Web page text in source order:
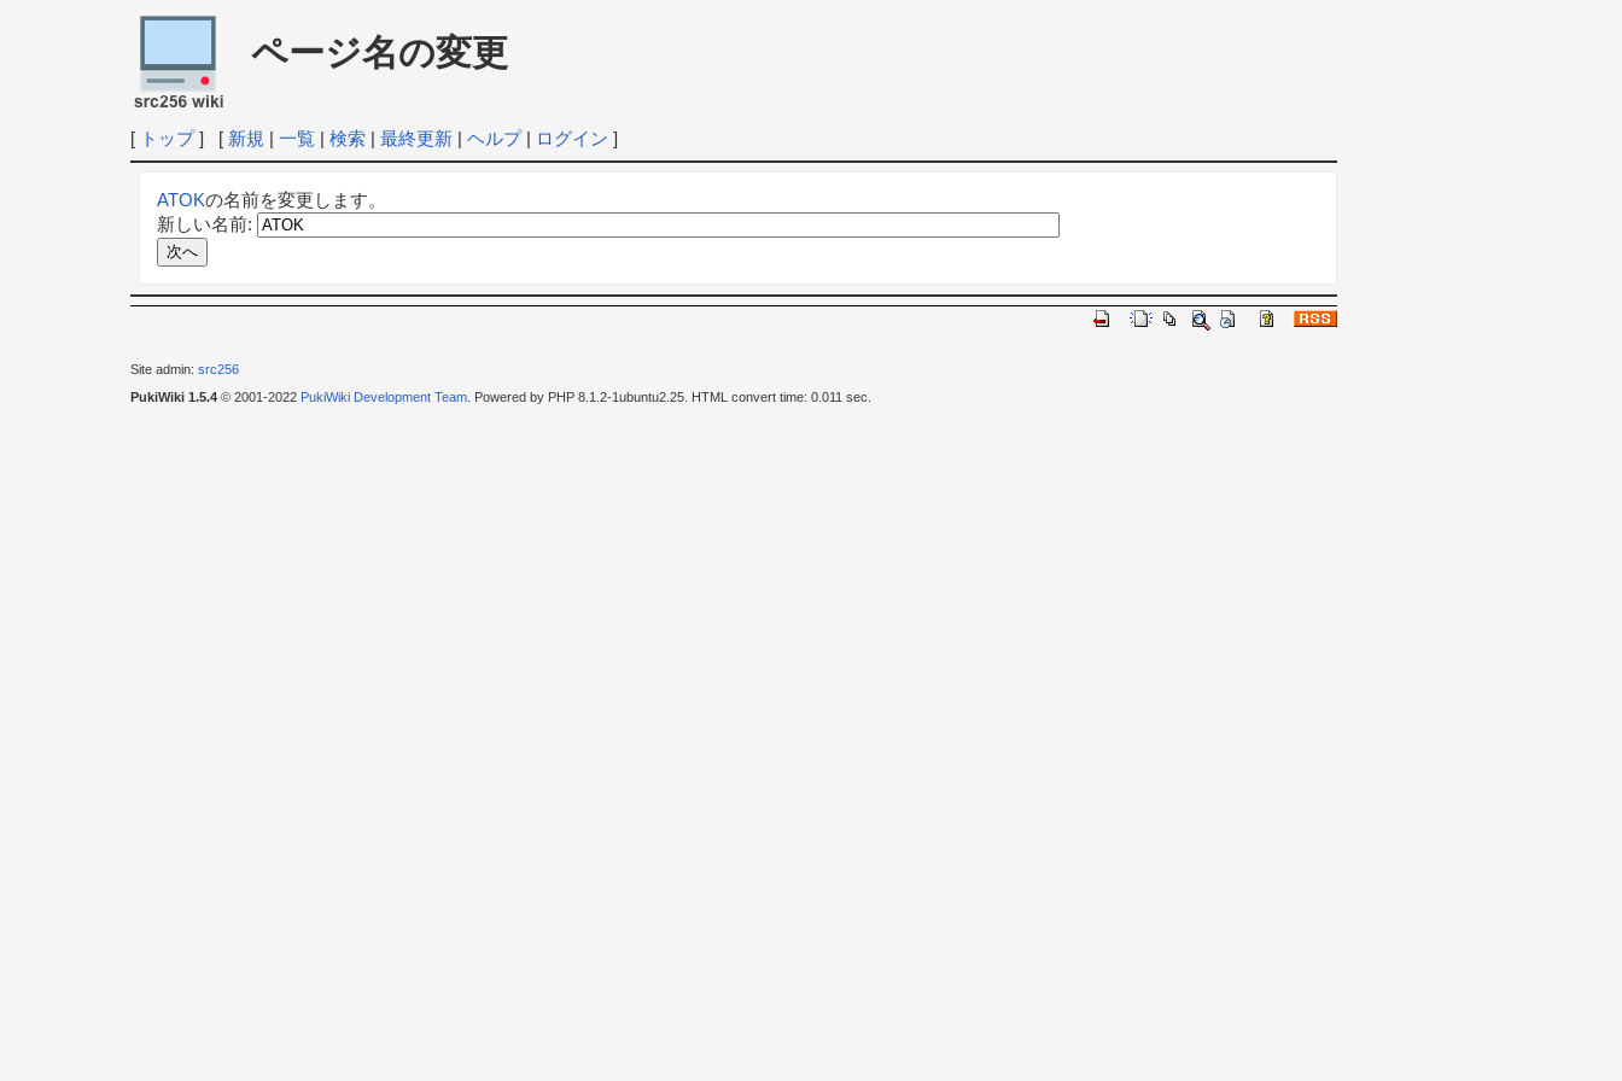
ページ名の変更
[ トップ] [ 新規 | 一覧| 検索| 最終更新| ヘルプ| ログイン ]
ATOKの名前を変更します。
新しい名前:
Site admin: src256
PukiWiki 1.5.4© 2001-2022 PukiWiki Development Team. Powered by PHP 8.1.2-1ubuntu2.25. HTML convert time: 0.011 sec.